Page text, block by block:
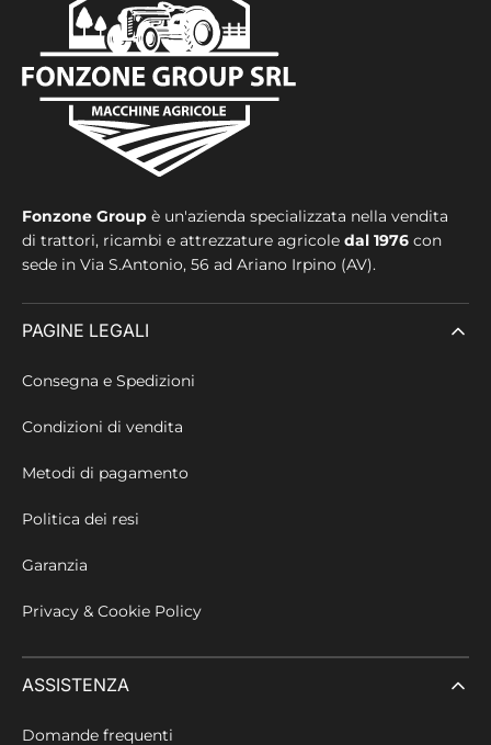
Fonzone Group è un'azienda specializzata nella vendita
di trattori, ricambi e attrezzature agricole dal 1976 con
sede in Via S.Antonio, 56 ad Ariano Irpino (AV).
PAGINE LEGALI
Consegna e Spedizioni
Condizioni di vendita
Metodi di pagamento
Politica dei resi
Garanzia
Privacy & Cookie Policy
ASSISTENZA
Domande frequenti